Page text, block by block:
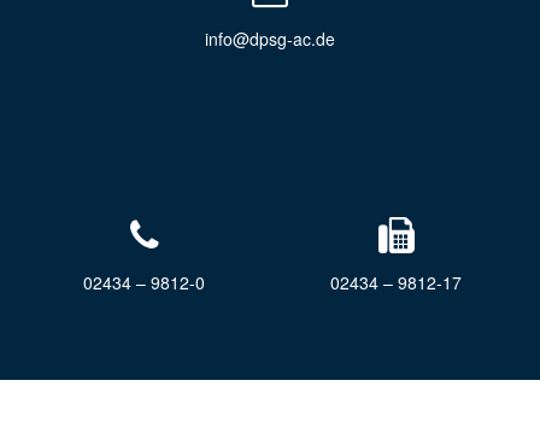
info@dpsg-ac.de
02434 – 9812-0 02434 – 9812-17